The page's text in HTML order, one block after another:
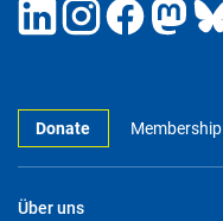
Donate Membership
Über uns